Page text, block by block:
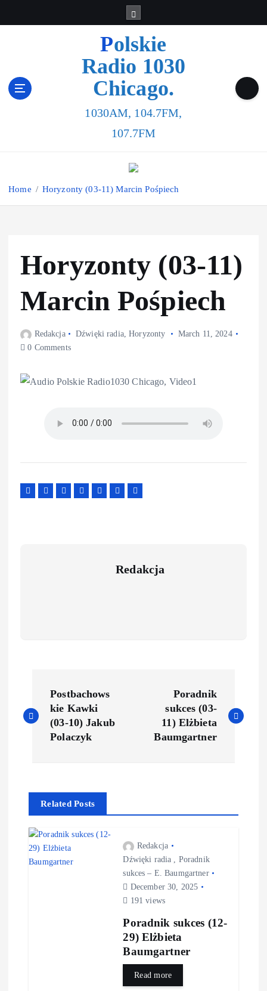
Polskie
Radio 1030
Chicago.
1030AM, 104.7FM,
107.7FM
Home Horyzonty (03-11) Marcin Pośpiech
Horyzonty (03-11)
Marcin Pośpiech
Redakcja Dźwięki radia,Horyzonty
March 11, 2024
0 Comments
Redakcja
Postbachows
kie Kawki
(03-10) Jakub
Polaczyk
Poradnik
sukces (03-
11) Elżbieta
Baumgartner
Related Posts
Redakcja
Dźwięki radia , Poradnik
sukces – E. Baumgartner
December 30, 2025
191 views
Poradnik sukces (12-
29) Elżbieta
Baumgartner
Read more